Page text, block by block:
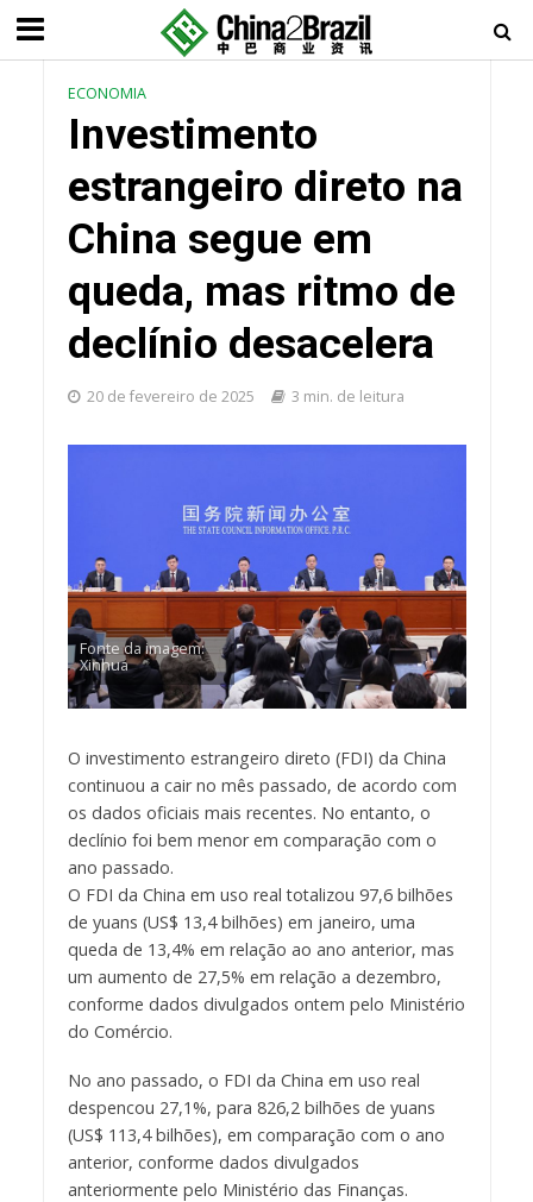
ECONOMIA
Investimento
estrangeiro direto na
China segue em
queda, mas ritmo de
declínio desacelera
20 de fevereiro de 2025 3 min. de leitura
Fonte da imagem:
Xinhua
O investimento estrangeiro direto (FDI) da China
continuou a cair no mês passado, de acordo com
os dados oficiais mais recentes. No entanto, o
declínio foi bem menor em comparação com o
ano passado.
O FDI da China em uso real totalizou 97,6 bilhões
de yuans (US$ 13,4 bilhões) em janeiro, uma
queda de 13,4% em relação ao ano anterior, mas
um aumento de 27,5% em relação a dezembro,
conforme dados divulgados ontem pelo Ministério
do Comércio.
No ano passado, o FDI da China em uso real
despencou 27,1%, para 826,2 bilhões de yuans
(US$ 113,4 bilhões), em comparação com o ano
anterior, conforme dados divulgados
anteriormente pelo Ministério das Finanças.